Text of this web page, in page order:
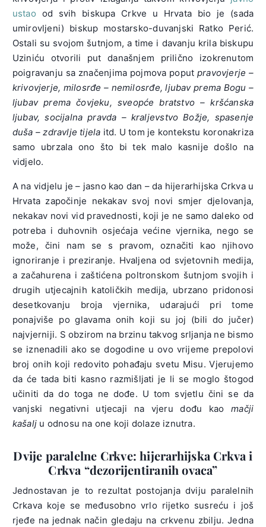
ustao od svih biskupa Crkve u Hrvata bio je (sada
umirovljeni) biskup mostarsko-duvanjski Ratko Perić.
Ostali su svojom šutnjom, a time i davanju krila biskupu
Uziniću otvorili put današnjem prilično izokrenutom
poigravanju sa značenjima pojmova poput pravovjerje –
krivovjerje, milosrđe – nemilosrđe, ljubav prema Bogu –
ljubav prema čovjeku, sveopće bratstvo – kršćanska
ljubav, socijalna pravda – kraljevstvo Božje, spasenje
duša – zdravlje tijela itd. U tom je kontekstu koronakriza
samo ubrzala ono što bi tek malo kasnije došlo na
vidjelo.
A na vidjelu je – jasno kao dan – da hijerarhijska Crkva u
Hrvata započinje nekakav svoj novi smjer djelovanja,
nekakav novi vid pravednosti, koji je ne samo daleko od
potreba i duhovnih osjećaja većine vjernika, nego se
može, čini nam se s pravom, označiti kao njihovo
ignoriranje i preziranje. Hvaljena od svjetovnih medija,
a začahurena i zaštićena poltronskom šutnjom svojih i
drugih utjecajnih katoličkih medija, ubrzano pridonosi
desetkovanju broja vjernika, udarajući pri tome
ponajviše po glavama onih koji su joj (bili do jučer)
najvjerniji. S obzirom na brzinu takvog srljanja ne bismo
se iznenadili ako se dogodine u ovo vrijeme prepolovi
broj onih koji redovito pohađaju svetu Misu. Vjerujemo
da će tada biti kasno razmišljati je li se moglo štogod
učiniti da do toga ne dođe. U tom svjetlu čini se da
vanjski negativni utjecaji na vjeru dođu kaomačji
kašalj u odnosu na one koji dolaze iznutra.
Dvije paralelne Crkve: hijerarhijska Crkva i
Crkva “dezorijentiranih ovaca”
Jednostavan je to rezultat postojanja dviju paralelnih
Crkava koje se međusobno vrlo rijetko susreću i još
rjeđe na jednak način gledaju na crkvenu zbilju. Jedna